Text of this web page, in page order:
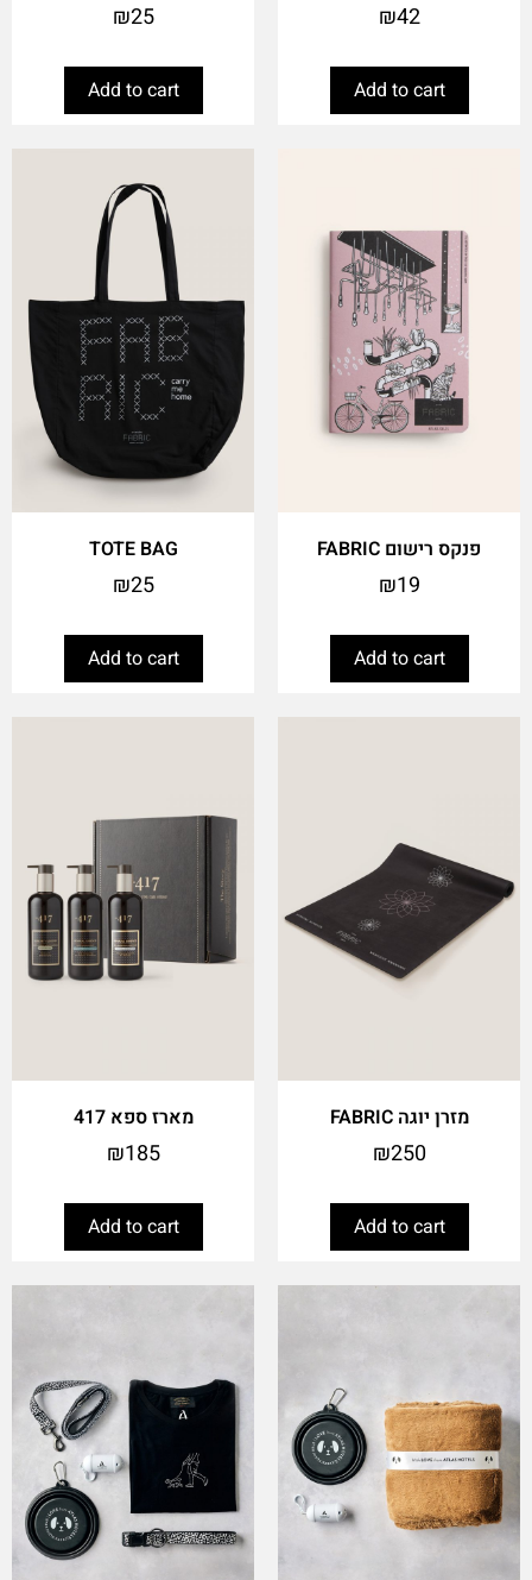
₪42
Add to cart
₪25
Add to cart
פנקס רישום FABRIC
₪19
Add to cart
TOTE BAG
₪25
Add to cart
מזרן יוגה FABRIC
₪250
Add to cart
מארז ספא 417
₪185
Add to cart